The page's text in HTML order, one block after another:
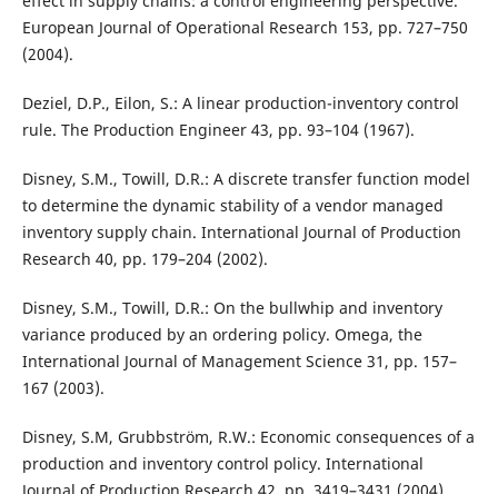
European Journal of Operational Research 153, pp. 727–750
(2004).
Deziel, D.P., Eilon, S.: A linear production-inventory control
rule. The Production Engineer 43, pp. 93–104 (1967).
Disney, S.M., Towill, D.R.: A discrete transfer function model
to determine the dynamic stability of a vendor managed
inventory supply chain. International Journal of Production
Research 40, pp. 179–204 (2002).
Disney, S.M., Towill, D.R.: On the bullwhip and inventory
variance produced by an ordering policy. Omega, the
International Journal of Management Science 31, pp. 157–
167 (2003).
Disney, S.M, Grubbström, R.W.: Economic consequences of a
production and inventory control policy. International